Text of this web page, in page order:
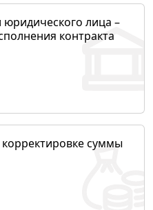
лица –
контракта
суммы